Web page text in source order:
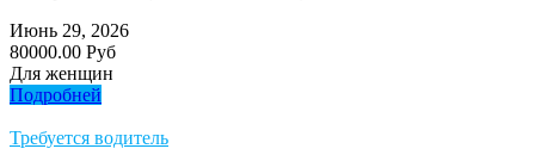
Июнь 29, 2026
80000.00 Руб
Для женщин
Подробней
Требуется водитель